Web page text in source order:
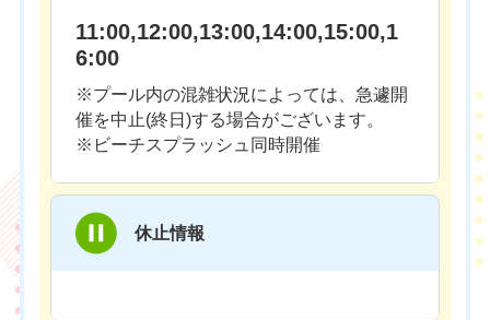
11:00,12:00,13:00,14:00,15:00,1
6:00
※プール内の混雑状況によっては、急遽開
催を中止(終日)する場合がございます。
※ビーチスプラッシュ同時開催
休止情報